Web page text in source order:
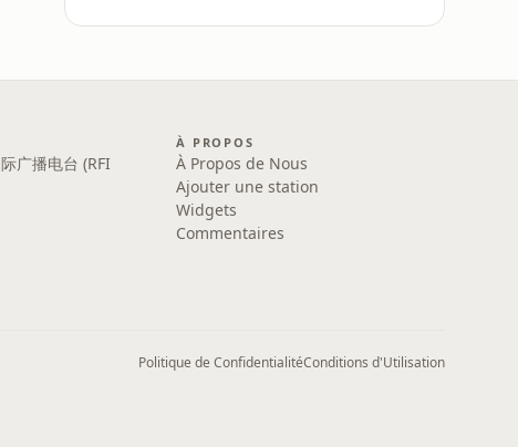
广播电台 (RFI
À PROPOS
À Propos de Nous
Ajouter une station
Widgets
Commentaires
Politique de ConfidentialitéConditions d'Utilisation